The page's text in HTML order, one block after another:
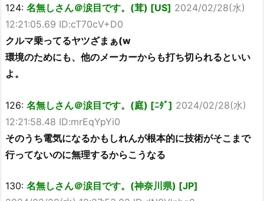
124: 名無しさん＠涙目です。(茸) [US] 2024/02/28(水)
12:21:05.69 ID:cT70cV+D0
クルマ乗ってるヤツざまぁ(w
環境のためにも、他のメーカーからも打ち切られるといい
よ。
126: 名無しさん＠涙目です。(庭) [ﾆﾀﾞ] 2024/02/28(水)
12:21:58.48 ID:mrEqYpYi0
そのうち電気になるかもしれんが根本的に技術がそこまで
行ってないのに無理するからこうなる
130: 名無しさん＠涙目です。(神奈川県) [JP]